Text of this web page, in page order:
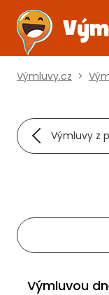
Výmluvy.cz >
Výmluvy z
Výmluvou